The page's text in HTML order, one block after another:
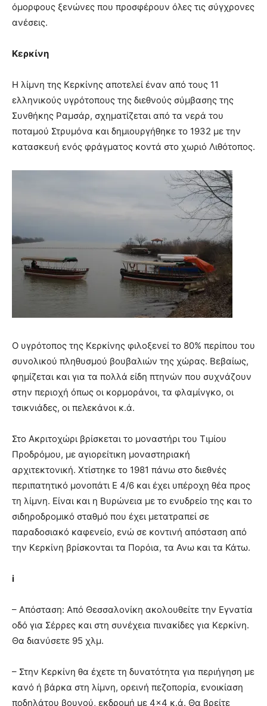
όμορφους ξενώνες που προσφέρουν όλες τις σύγχρονες
ανέσεις.
Κερκίνη
Η λίμνη της Κερκίνης αποτελεί έναν από τους 11
ελληνικούς υγρότοπους της διεθνούς σύμβασης της
Συνθήκης Ραμσάρ, σχηματίζεται από τα νερά του
ποταμού Στρυμόνα και δημιουργήθηκε το 1932 με την
κατασκευή ενός φράγματος κοντά στο χωριό Λιθότοπος.
Ο υγρότοπος της Κερκίνης φιλοξενεί το 80% περίπου του
συνολικού πληθυσμού βουβαλιών της χώρας. Βεβαίως,
φημίζεται και για τα πολλά είδη πτηνών που συχνάζουν
στην περιοχή όπως οι κορμοράνοι, τα φλαμίνγκο, οι
τσικνιάδες, οι πελεκάνοι κ.ά.
Στο Ακριτοχώρι βρίσκεται το μοναστήρι του Τιμίου
Προδρόμου, με αγιορείτικη μοναστηριακή
αρχιτεκτονική. Χτίστηκε το 1981 πάνω στο διεθνές
περιπατητικό μονοπάτι Ε 4/6 και έχει υπέροχη θέα προς
τη λίμνη. Είναι και η Βυρώνεια με το ενυδρείο της και το
σιδηροδρομικό σταθμό που έχει μετατραπεί σε
παραδοσιακό καφενείο, ενώ σε κοντινή απόσταση από
την Κερκίνη βρίσκονται τα Πορόια, τα Ανω και τα Κάτω.
i
– Απόσταση: Από Θεσσαλονίκη ακολουθείτε την Εγνατία
οδό για Σέρρες και στη συνέχεια πινακίδες για Κερκίνη.
Θα διανύσετε 95 χλμ.
– Στην Κερκίνη θα έχετε τη δυνατότητα για περιήγηση με
κανό ή βάρκα στη λίμνη, ορεινή πεζοπορία, ενοικίαση
ποδηλάτου βουνού, εκδρομή με 4×4 κ.ά. Θα βρείτε